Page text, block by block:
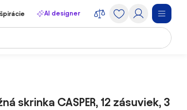
AI designer
skrinka CASPER, 12 zásuviek, 3